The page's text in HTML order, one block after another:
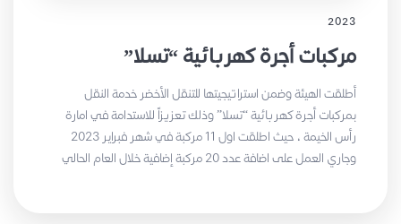
2023
مركبات أجرة كهربائية “تسلا”
أطلقت الهيئة وضمن استراتيجيتها للتنقل الأخضر خدمة النقل
بمركبات أجرة كهربائية “تسلا” وذلك تعزيزاً للاستدامة في امارة
رأس الخيمة ، حيث اطلقت اول 11 مركبة في شهر فبراير 2023
وجاري العمل على اضافة عدد 20 مركبة إضافية خلال العام الحالي